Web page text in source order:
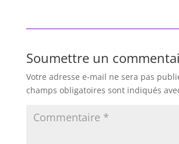
Soumettre un
Votre adresse e-mail ne sera pas
champs obligatoires sont indiqués